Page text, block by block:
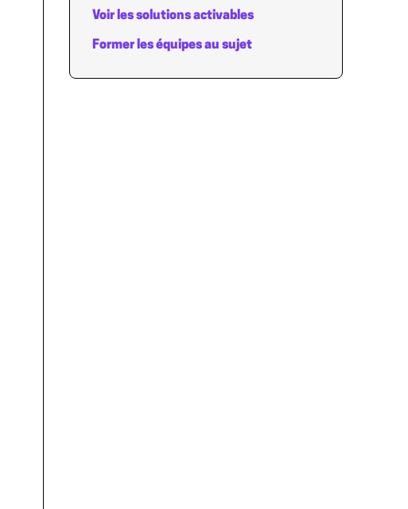
Voir les solutions activables
Former les équipes au sujet